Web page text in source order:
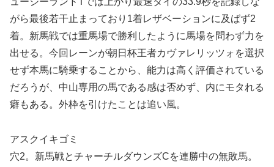
がら最後若干止まっており1着レザベーションに及ばず2
着。新馬戦では重馬場で勝利したように馬場を問わず力を
出せる。今回レーンが朝日杯王者カヴァレリッツォを選択
せず本馬に騎乗することから、能力は高く評価されている
だろうが、中山専用の馬である感は否めず、内にモタれる
癖もある。外枠を引けたことは追い風。
アスクイキゴミ
穴2。新馬戦とチャーチルダウンズCを連勝中の無敗馬。